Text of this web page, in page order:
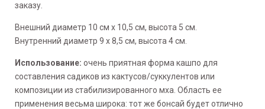
заказу.
Внешний диаметр 10 см х 10,5 см, высота 5 см.
Внутренний диаметр 9 х 8,5 см, высота 4 см.
Использование: очень приятная форма кашпо для
составления садиков из кактусов/суккулентов или
композиции из стабилизированного мха. Область ее
применения весьма широка: тот же бонсай будет отлично